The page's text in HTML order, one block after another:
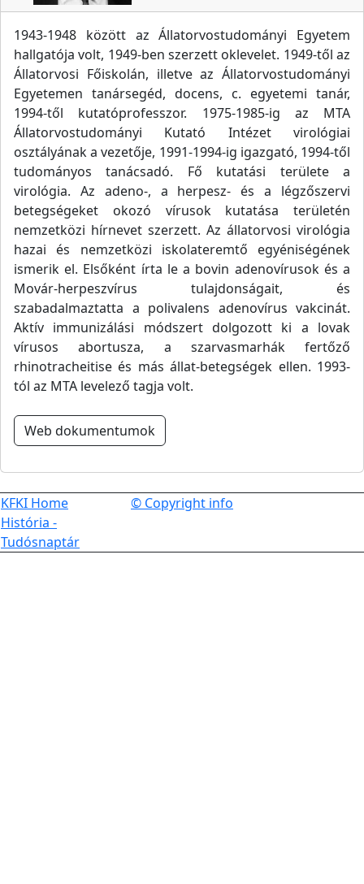
1943-1948 között az Állatorvostudományi Egyetem
hallgatója volt, 1949-ben szerzett oklevelet. 1949-től az
Állatorvosi Főiskolán, illetve az Állatorvostudományi
Egyetemen tanársegéd, docens, c. egyetemi tanár,
1994-től kutatóprofesszor. 1975-1985-ig az MTA
Állatorvostudományi Kutató Intézet virológiai
osztályának a vezetője, 1991-1994-ig igazgató, 1994-től
tudományos tanácsadó. Fő kutatási területe a
virológia. Az adeno-, a herpesz- és a légzőszervi
betegségeket okozó vírusok kutatása területén
nemzetközi hírnevet szerzett. Az állatorvosi virológia
hazai és nemzetközi iskolateremtő egyéniségének
ismerik el. Elsőként írta le a bovin adenovírusok és a
Movár-herpeszvírus tulajdonságait, és
szabadalmaztatta a polivalens adenovírus vakcinát.
Aktív immunizálási módszert dolgozott ki a lovak
vírusos abortusza, a szarvasmarhák fertőző
rhinotracheitise és más állat-betegségek ellen. 1993-
tól az MTA levelező tagja volt.
Web dokumentumok
KFKI Home
História -
Tudósnaptár
© Copyright info